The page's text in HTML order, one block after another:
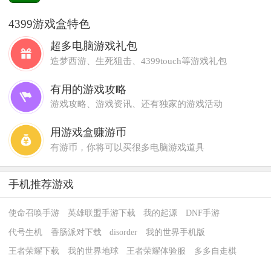
4399游戏盒特色
超多电脑游戏礼包
造梦西游、生死狙击、4399touch等游戏礼包
有用的游戏攻略
游戏攻略、游戏资讯、还有独家的游戏活动
用游戏盒赚游币
有游币，你将可以买很多电脑游戏道具
手机推荐游戏
使命召唤手游 英雄联盟手游下载 我的起源 DNF手游
代号生机 香肠派对下载 disorder 我的世界手机版
王者荣耀下载 我的世界地球 王者荣耀体验服 多多自走棋